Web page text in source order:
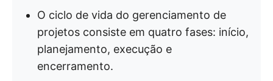
O ciclo de vida do gerenciamento de
projetos consiste em quatro fases: início,
planejamento, execução e
encerramento.